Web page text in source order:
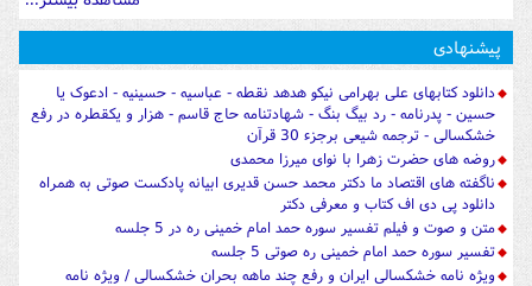
پیشنهادی
دانلود کتابهای علی بهرامی نیکو هدهد نقطه - عباسیه - حسینیه - ادعوک یا
حسین - پدرنامه - رد بیگ بنگ - شهادتنامه حاج قاسم - هزار و یکقطره در رفع
خشکسالی - ترجمه شیعی برجزء 30 قرآن
روضه های حضرت زهرا با نوای میرزا محمدی
ناگفته های اقتصاد ما دکتر محمد حسن قدیری ابیانه پادکست صوتی به همراه
دانلود پی دی اف کتاب و معرفی دکتر
متن و صوت و فیلم تفسیر سوره حمد امام خمینی ره در 5 جلسه
تفسیر سوره حمد امام خمینی ره صوتی 5 جلسه
ویژه نامه خشکسالی ایران و رفع چند ماهه بحران خشکسالی / ویژه نامه